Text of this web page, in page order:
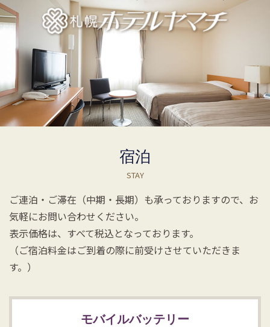
宿泊
STAY
ご連泊・ご滞在（中期・長期）も承っておりますので、お
気軽にお問い合わせください。
表示価格は、すべて税込となっております。
（ご宿泊料金はご到着の際に前受けさせていただきま
す。）
モバイルバッテリー